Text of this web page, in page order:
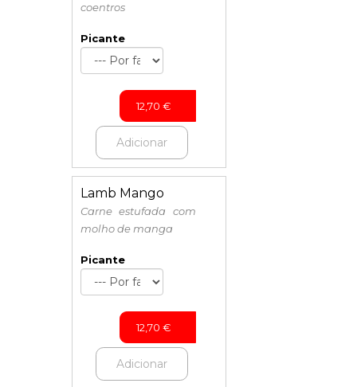
coentros
Picante
12,70 €
Adicionar
Lamb Mango
Carne estufada com
molho de manga
Picante
12,70 €
Adicionar